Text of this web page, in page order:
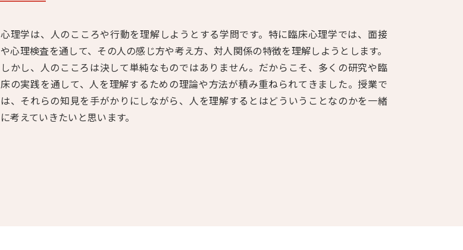
学術情報リポジトリ
心理学は、人のこころや行動を理解しようとする学問です。特に臨床心理学では、面接
や心理検査を通して、その人の感じ方や考え方、対人関係の特徴を理解しようとします。
しかし、人のこころは決して単純なものではありません。だからこそ、多くの研究や臨
床の実践を通して、人を理解するための理論や方法が積み重ねられてきました。授業で
は、それらの知見を手がかりにしながら、人を理解するとはどういうことなのかを一緒
に考えていきたいと思います。